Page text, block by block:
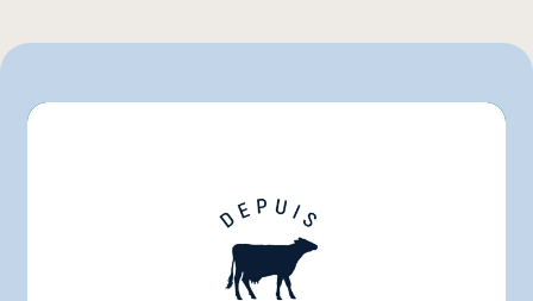
Costco
L'intermarché